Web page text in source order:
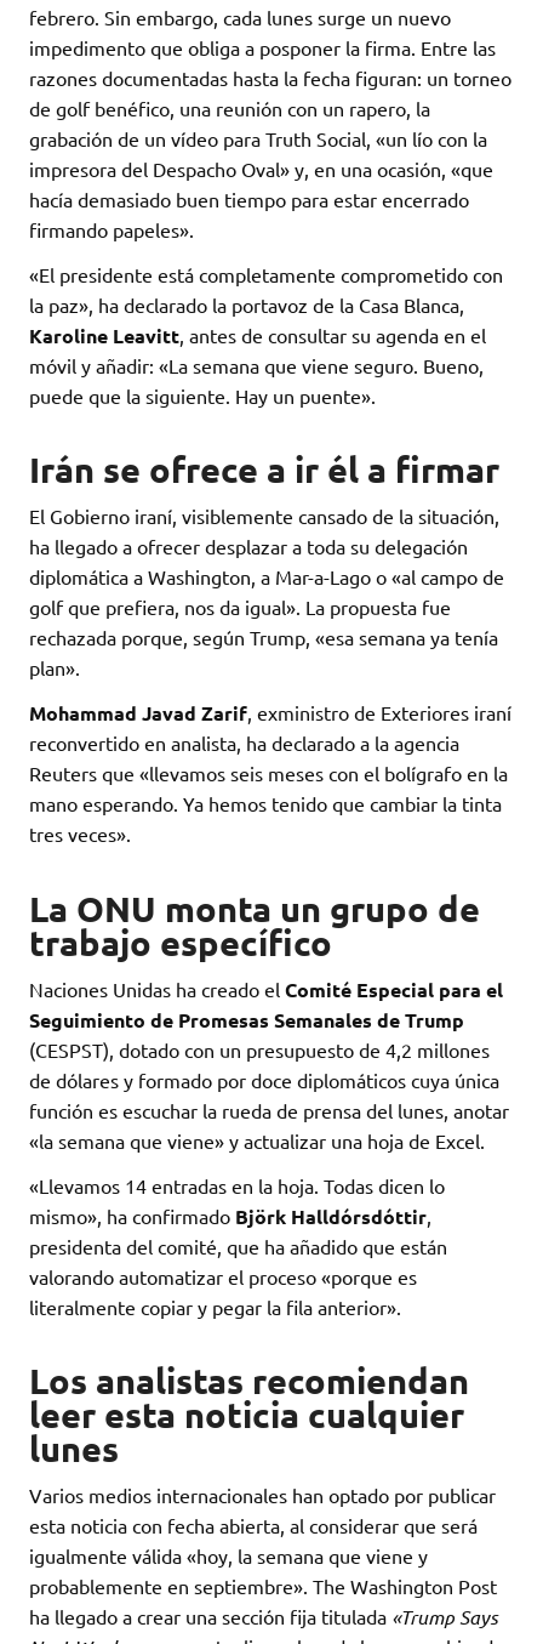
febrero. Sin embargo, cada lunes surge un nuevo
impedimento que obliga a posponer la firma. Entre las
razones documentadas hasta la fecha figuran: un torneo
de golf benéfico, una reunión con un rapero, la
grabación de un vídeo para Truth Social, «un lío con la
impresora del Despacho Oval» y, en una ocasión, «que
hacía demasiado buen tiempo para estar encerrado
firmando papeles».
«El presidente está completamente comprometido con
la paz», ha declarado la portavoz de la Casa Blanca,
Karoline Leavitt , antes de consultar su agenda en el
móvil y añadir: «La semana que viene seguro. Bueno,
puede que la siguiente. Hay un puente».
Irán se ofrece a ir él a firmar
El Gobierno iraní, visiblemente cansado de la situación,
ha llegado a ofrecer desplazar a toda su delegación
diplomática a Washington, a Mar-a-Lago o «al campo de
golf que prefiera, nos da igual». La propuesta fue
rechazada porque, según Trump, «esa semana ya tenía
plan».
Mohammad Javad Zarif, exministro de Exteriores iraní
reconvertido en analista, ha declarado a la agencia
Reuters que «llevamos seis meses con el bolígrafo en la
mano esperando. Ya hemos tenido que cambiar la tinta
tres veces».
La ONU monta un grupo de
trabajo específico
Naciones Unidas ha creado el Comité Especial para el
Seguimiento de Promesas Semanales de Trump
(CESPST), dotado con un presupuesto de 4,2 millones
de dólares y formado por doce diplomáticos cuya única
función es escuchar la rueda de prensa del lunes, anotar
«la semana que viene» y actualizar una hoja de Excel.
«Llevamos 14 entradas en la hoja. Todas dicen lo
mismo», ha confirmado Björk Halldórsdóttir
presidenta del comité, que ha añadido que están
valorando automatizar el proceso «porque es
literalmente copiar y pegar la fila anterior».
Los analistas recomiendan
leer esta noticia cualquier
lunes
Varios medios internacionales han optado por publicar
esta noticia con fecha abierta, al considerar que será
igualmente válida «hoy, la semana que viene y
probablemente en septiembre». The Washington Post
ha llegado a crear una sección fija titulada «Trump Says